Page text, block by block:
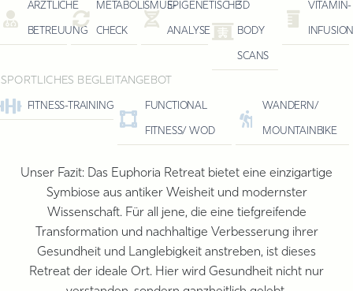
ÄRZTLICHE
BETREUUNG
METABOLISMUS-
CHECK
EPIGENETISCHE
ANALYSE
3D
BODY
SCANS
VITAMIN-
SPORTLICHES BEGLEITANGEBOT
FITNESS-TRAINING FUNCTIONAL
FITNESS/ WOD
WANDERN/
MOUNTAINBIKE
Unser Fazit: Das Euphoria Retreat bietet eine einzigartige
Symbiose aus antiker Weisheit und modernster
Wissenschaft. Für all jene, die eine tiefgreifende
Transformation und nachhaltige Verbesserung ihrer
Gesundheit und Langlebigkeit anstreben, ist dieses
Retreat der ideale Ort. Hier wird Gesundheit nicht nur